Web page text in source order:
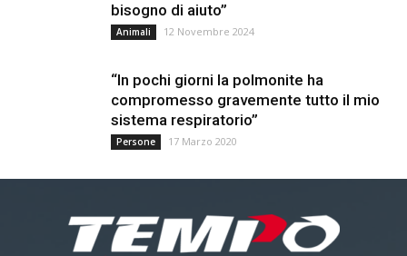
bisogno di aiuto”
Animali 12 Novembre 2024
“In pochi giorni la polmonite ha
compromesso gravemente tutto il mio
sistema respiratorio”
Persone 17 Marzo 2020